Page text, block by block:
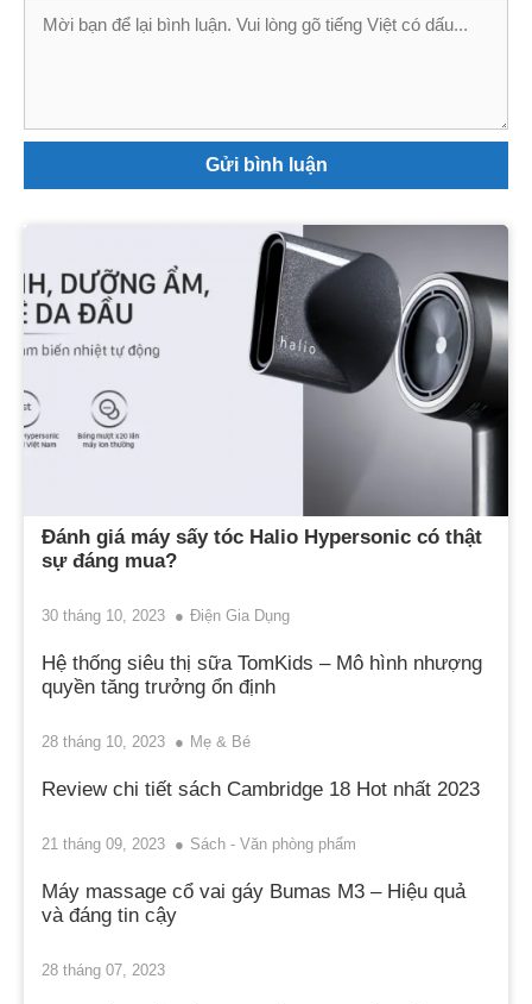
Bình
Đánh giá máy sấy tóc Halio Hypersonic có thật
sự đáng mua?
30 tháng 10, 2023 Điện Gia Dụng
Hệ thống siêu thị sữa TomKids – Mô hình nhượng
quyền tăng trưởng ổn định
28 tháng 10, 2023 Mẹ & Bé
Review chi tiết sách Cambridge 18 Hot nhất 2023
21 tháng 09, 2023 Sách - Văn phòng phẩm
Máy massage cổ vai gáy Bumas M3 – Hiệu quả
và đáng tin cậy
28 tháng 07, 2023